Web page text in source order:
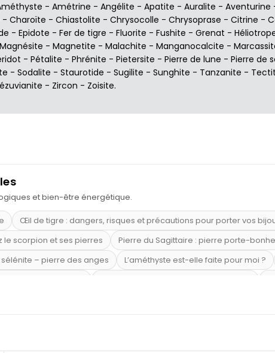
- Amétrine - Angélite - Apatite - Auralite - Aventurine
- Charoïte - Chiastolite - Chrysocolle - Chrysoprase - Citrine -
- Epidote - Fer de tigre - Fluorite - Fushite - Grenat -
Magnésite - Magnetite - Malachite - Manganocalcite -
- Pétalite - Phrénite - Pietersite - Pierre de lune - Pierre de
- Sodalite - Staurotide - Sugilite - Sunghite - Tanzanite -
- Zircon - Zoisite.
et bien-être énergétique.
Œil de tigre : dangers, risques et précautions pour porter vos
le scorpion et ses pierres
Pierre du Sagittaire : pierre porte-
– pierre des anges
L’améthyste est-elle faite pour moi ?